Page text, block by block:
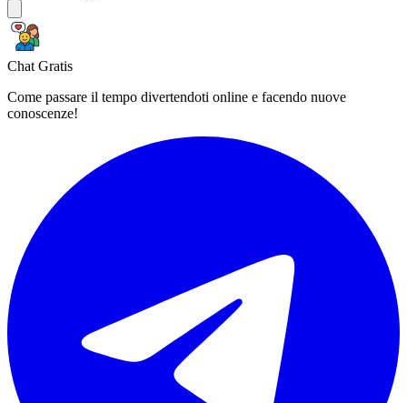
Chat Gratis
Come passare il tempo divertendoti online e facendo nuove
conoscenze!